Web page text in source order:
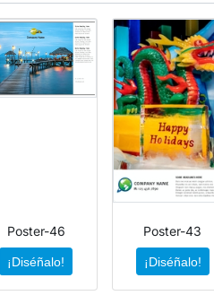
Poster-46
¡Diséñalo!
Poster-43
¡Diséñalo!